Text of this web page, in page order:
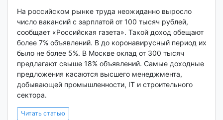
На российском рынке труда неожиданно выросло
число вакансий с зарплатой от 100 тысяч рублей,
сообщает «Российская газета». Такой доход обещают
более 7% объявлений. В до коронавирусный период их
было не более 5%. В Москве оклад от 300 тысяч
предлагают свыше 18% объявлений. Самые доходные
предложения касаются высшего менеджмента,
добывающей промышленности, IT и строительного
сектора.
Читать статью